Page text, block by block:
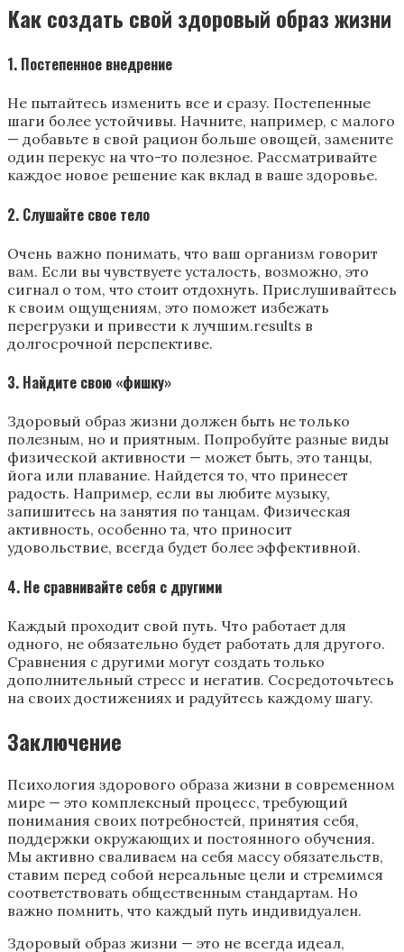
Как создать свой здоровый образ жизни
1. Постепенное внедрение
Не пытайтесь изменить все и сразу. Постепенные
шаги более устойчивы. Начните, например, с малого
— добавьте в свой рацион больше овощей, замените
один перекус на что-то полезное. Рассматривайте
каждое новое решение как вклад в ваше здоровье.
2. Слушайте свое тело
Очень важно понимать, что ваш организм говорит
вам. Если вы чувствуете усталость, возможно, это
сигнал о том, что стоит отдохнуть. Прислушивайтесь
к своим ощущениям, это поможет избежать
перегрузки и привести к лучшим.results в
долгосрочной перспективе.
3. Найдите свою «фишку»
Здоровый образ жизни должен быть не только
полезным, но и приятным. Попробуйте разные виды
физической активности — может быть, это танцы,
йога или плавание. Найдется то, что принесет
радость. Например, если вы любите музыку,
запишитесь на занятия по танцам. Физическая
активность, особенно та, что приносит
удовольствие, всегда будет более эффективной.
4. Не сравнивайте себя с другими
Каждый проходит свой путь. Что работает для
одного, не обязательно будет работать для другого.
Сравнения с другими могут создать только
дополнительный стресс и негатив. Сосредоточьтесь
на своих достижениях и радуйтесь каждому шагу.
Заключение
Психология здорового образа жизни в современном
мире — это комплексный процесс, требующий
понимания своих потребностей, принятия себя,
поддержки окружающих и постоянного обучения.
Мы активно сваливаем на себя массу обязательств,
ставим перед собой нереальные цели и стремимся
соответствовать общественным стандартам. Но
важно помнить, что каждый путь индивидуален.
Здоровый образ жизни — это не всегда идеал,